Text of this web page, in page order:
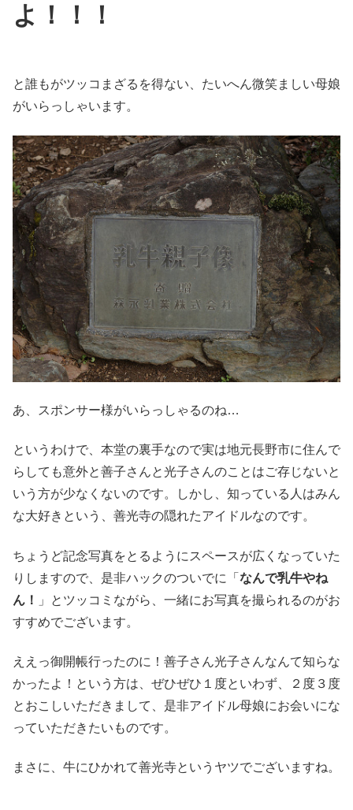
よ！！！
と誰もがツッコまざるを得ない、たいへん微笑ましい母娘
がいらっしゃいます。
あ、スポンサー様がいらっしゃるのね…
というわけで、本堂の裏手なので実は地元長野市に住んで
らしても意外と善子さんと光子さんのことはご存じないと
いう方が少なくないのです。しかし、知っている人はみん
な大好きという、善光寺の隠れたアイドルなのです。
ちょうど記念写真をとるようにスペースが広くなっていた
りしますので、是非ハックのついでに「 なんで乳牛やね
ん！
」とツッコミながら、一緒にお写真を撮られるのがお
すすめでございます。
ええっ御開帳行ったのに！善子さん光子さんなんて知らな
かったよ！という方は、ぜひぜひ１度といわず、２度３度
とおこしいただきまして、是非アイドル母娘にお会いにな
っていただきたいものです。
まさに、牛にひかれて善光寺というヤツでございますね。